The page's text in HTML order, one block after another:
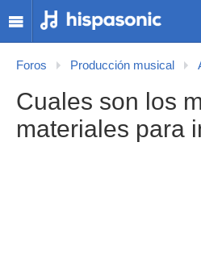
Foros Producción musical
Cuales son los
materiales para